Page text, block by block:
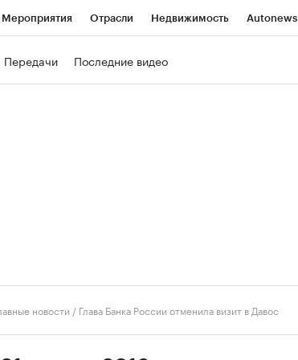
Мероприятия Отрасли Недвижимость Autonews
Передачи Последние видео
новости / Глава Банка России отменила визит в Давос